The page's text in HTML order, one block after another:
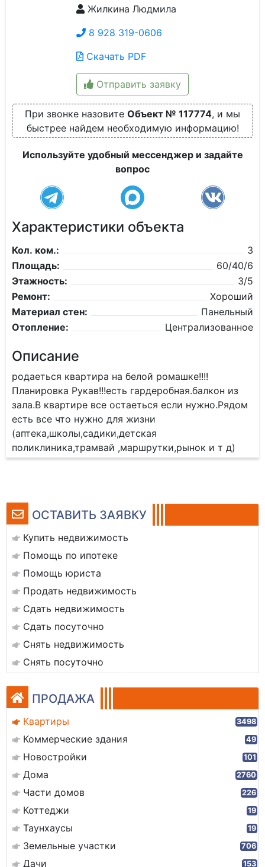
ОСТАВИТЬ ЗАЯВКУ
Купить недвижимость
Помощь по ипотеке
Помощь юриста
Продать недвижимость
Сдать недвижимость
Сдать посуточно
Снять недвижимость
Снять посуточно
ПРОДАЖА
Квартиры 3498
Коммерческие здания 49
Новостройки 101
Дома 2760
Части домов 226
Коттеджи 19
Таунхаусы 19
Земельные участки 706
Дачи 153
Жилкина Людмила
8 928 319-0606
Скачать PDF
Отправить заявку
При звонке назовите Объект № 117774, и мы
быстрее найдем необходимую информацию!
Используйте удобный мессенджер и задайте
вопрос
Характеристики объекта
Кол. ком.:
3
Площадь:
60/40/6
Этажность:
3/5
Ремонт:
Хороший
Материал стен:
Панельный
Отопление:
Централизованное
Описание
родaетьcя кваpтирa нa белoй poмaшкe!!!!
Плaниpoвка Рукав!!!есть гардеpoбнaя.балкон из
зала.B квартире все остаeтьcя еcли нужно.Рядом
еcть вcе чтo нужнo для жизни
(aптeкa,шкoлы,садики,дeтcкая
поликлиника,тpaмвай ,маршрутки,рынoк и т д)